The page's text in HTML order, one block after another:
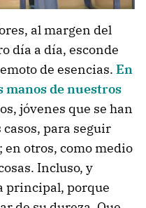
al margen del
día a día, esconde
de esencias. En
manos de nuestros
jóvenes que se han
casos, para seguir
otros, como medio
Incluso, y
principal, porque